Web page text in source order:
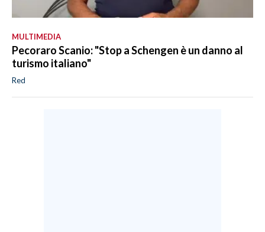
MULTIMEDIA
Pecoraro Scanio: "Stop a Schengen è un danno al
turismo italiano"
Red